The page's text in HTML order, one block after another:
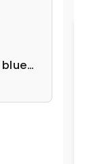
AMULET 16 Tomcat, strong blue/silver